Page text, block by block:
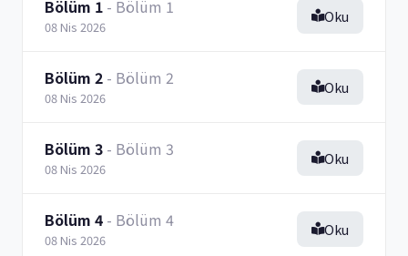
Bölüm 1 - Bölüm 1
08 Nis 2026
Oku
Bölüm 2 - Bölüm 2
08 Nis 2026
Oku
Bölüm 3 - Bölüm 3
08 Nis 2026
Oku
Bölüm 4 - Bölüm 4
08 Nis 2026
Oku